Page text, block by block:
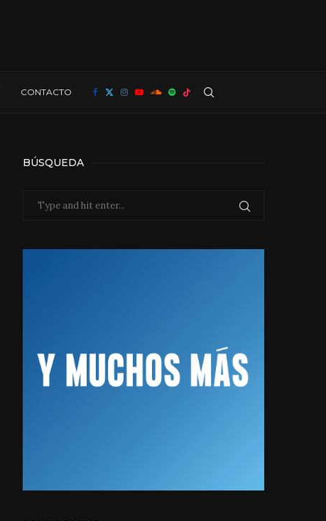
CONTACTO
BÚSQUEDA